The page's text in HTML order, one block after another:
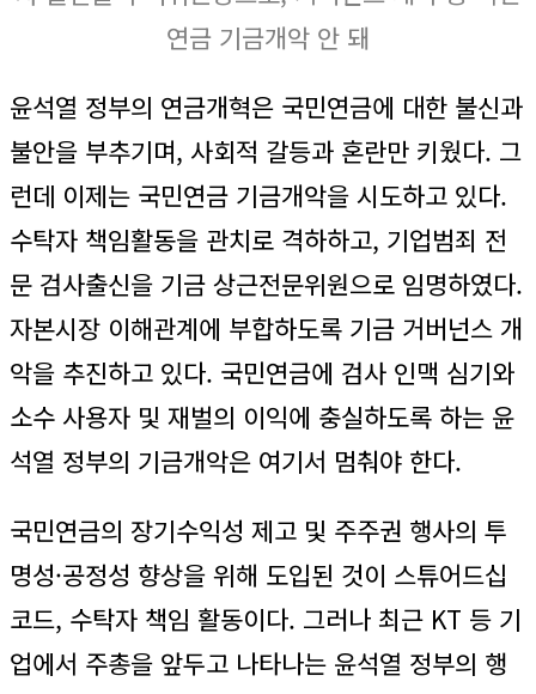
연금 기금개악 안 돼
윤석열 정부의 연금개혁은 국민연금에 대한 불신과
불안을 부추기며, 사회적 갈등과 혼란만 키웠다. 그
런데 이제는 국민연금 기금개악을 시도하고 있다.
수탁자 책임활동을 관치로 격하하고, 기업범죄 전
문 검사출신을 기금 상근전문위원으로 임명하였다.
자본시장 이해관계에 부합하도록 기금 거버넌스 개
악을 추진하고 있다. 국민연금에 검사 인맥 심기와
소수 사용자 및 재벌의 이익에 충실하도록 하는 윤
석열 정부의 기금개악은 여기서 멈춰야 한다.
국민연금의 장기수익성 제고 및 주주권 행사의 투
명성·공정성 향상을 위해 도입된 것이 스튜어드십
코드, 수탁자 책임 활동이다. 그러나 최근 KT 등 기
업에서 주총을 앞두고 나타나는 윤석열 정부의 행